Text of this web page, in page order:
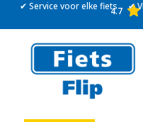
4.7
✔ Service voor elke fiets ✔